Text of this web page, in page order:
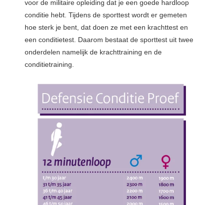
voor de militaire opleiding dat je een goede hardloop
conditie hebt. Tijdens de sporttest wordt er gemeten
hoe sterk je bent, dat doen ze met een krachttest en
een conditietest. Daarom bestaat de sporttest uit twee
onderdelen namelijk de krachttraining en de
conditietraining.